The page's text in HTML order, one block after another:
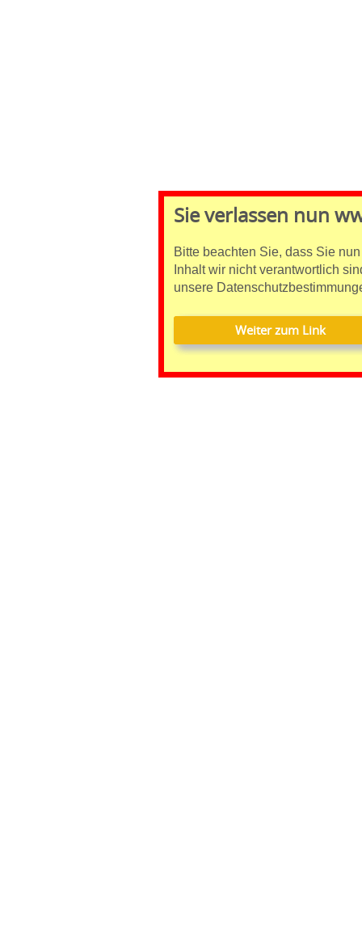
Sie verlassen nun
Bitte beachten Sie, dass Sie
Inhalt wir nicht verantwortlich
unsere
Weiter zum Link
Weiter zum Link